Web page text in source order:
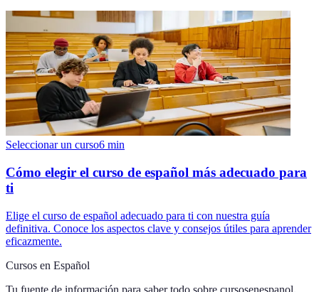
Seleccionar un curso6 min
Cómo elegir el curso de español más adecuado para
ti
Elige el curso de español adecuado para ti con nuestra guía
definitiva. Conoce los aspectos clave y consejos útiles para aprender
eficazmente.
Cursos en Español
Tu fuente de información para saber todo sobre cursosenespanol.